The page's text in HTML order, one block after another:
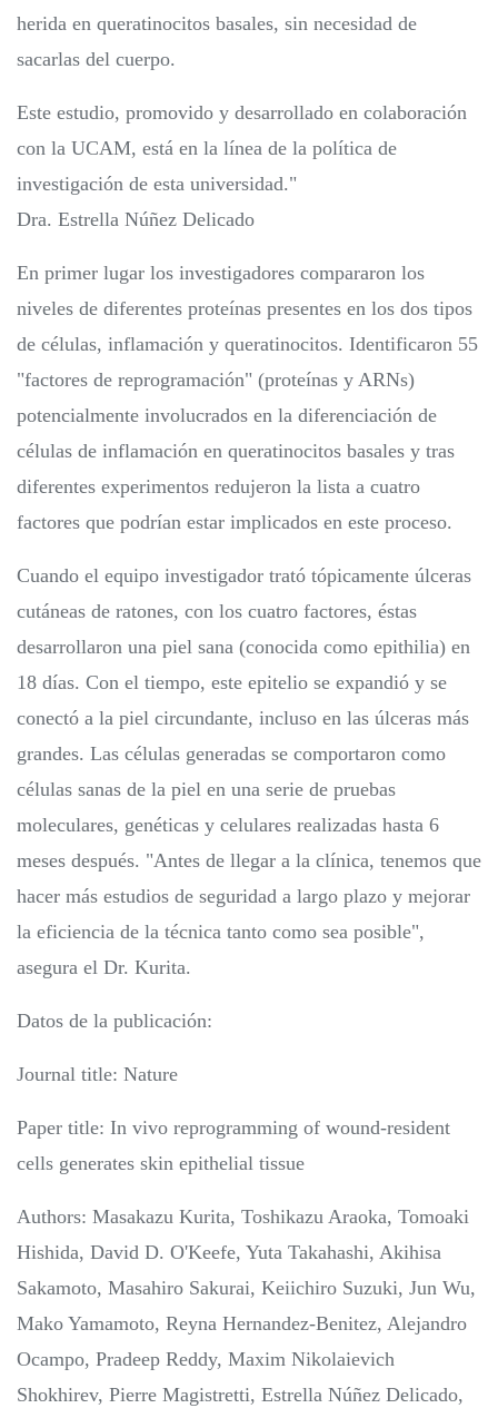
herida en queratinocitos basales, sin necesidad de
sacarlas del cuerpo.
Este estudio, promovido y desarrollado en colaboración
con la UCAM, está en la línea de la política de
investigación de esta universidad."
Dra. Estrella Núñez Delicado
En primer lugar los investigadores compararon los
niveles de diferentes proteínas presentes en los dos tipos
de células, inflamación y queratinocitos. Identificaron 55
"factores de reprogramación" (proteínas y ARNs)
potencialmente involucrados en la diferenciación de
células de inflamación en queratinocitos basales y tras
diferentes experimentos redujeron la lista a cuatro
factores que podrían estar implicados en este proceso.
Cuando el equipo investigador trató tópicamente úlceras
cutáneas de ratones, con los cuatro factores, éstas
desarrollaron una piel sana (conocida como epithilia) en
18 días. Con el tiempo, este epitelio se expandió y se
conectó a la piel circundante, incluso en las úlceras más
grandes. Las células generadas se comportaron como
células sanas de la piel en una serie de pruebas
moleculares, genéticas y celulares realizadas hasta 6
meses después. "Antes de llegar a la clínica, tenemos que
hacer más estudios de seguridad a largo plazo y mejorar
la eficiencia de la técnica tanto como sea posible",
asegura el Dr. Kurita.
Datos de la publicación:
Journal title: Nature
Paper title: In vivo reprogramming of wound-resident
cells generates skin epithelial tissue
Authors: Masakazu Kurita, Toshikazu Araoka, Tomoaki
Hishida, David D. O'Keefe, Yuta Takahashi, Akihisa
Sakamoto, Masahiro Sakurai, Keiichiro Suzuki, Jun Wu,
Mako Yamamoto, Reyna Hernandez-Benitez, Alejandro
Ocampo, Pradeep Reddy, Maxim Nikolaievich
Shokhirev, Pierre Magistretti, Estrella Núñez Delicado,